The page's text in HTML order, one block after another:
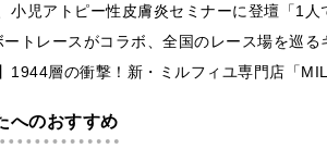
小児アトピー性皮膚炎セミナーに登壇「1
ートレースがコラボ、全国のレース場を巡る
】1944層の衝撃！新・ミルフィユ専門店「
へのおすすめ